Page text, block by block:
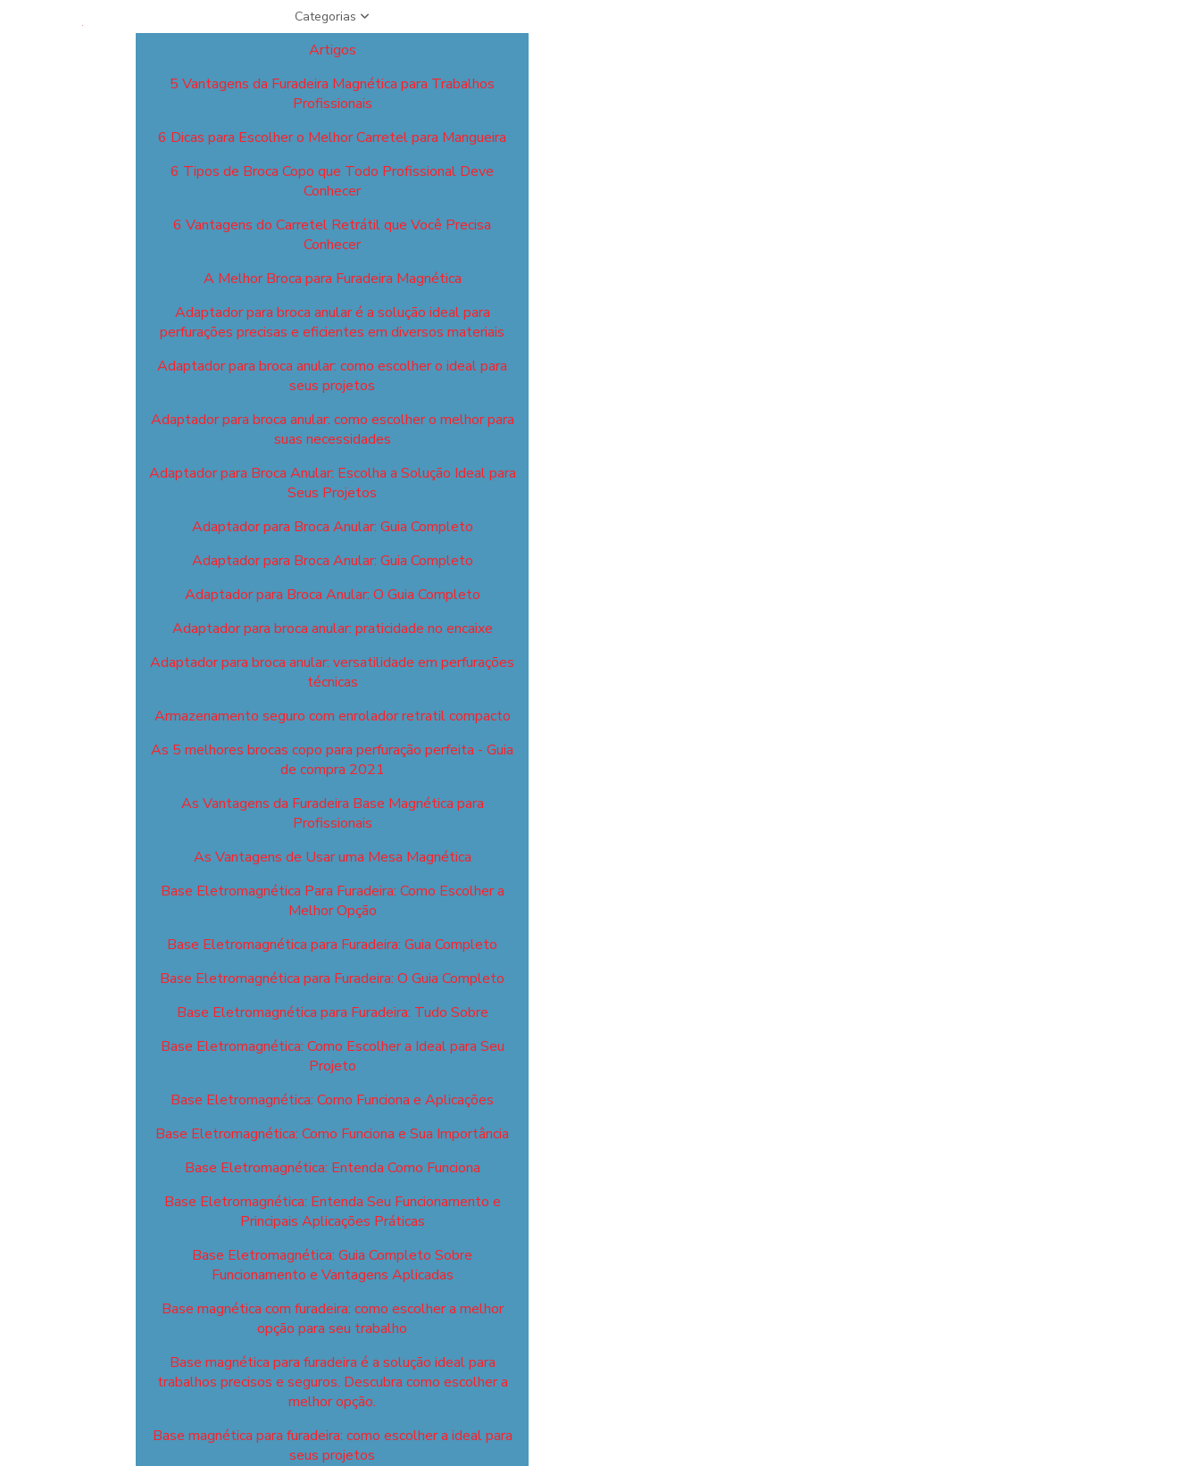
Categorias
Artigos
5 Vantagens da Furadeira Magnética para Trabalhos
Profissionais
6 Dicas para Escolher o Melhor Carretel para Mangueira
6 Tipos de Broca Copo que Todo Profissional Deve
Conhecer
6 Vantagens do Carretel Retrátil que Você Precisa
Conhecer
A Melhor Broca para Furadeira Magnética
Adaptador para broca anular é a solução ideal para
perfurações precisas e eficientes em diversos materiais
Adaptador para broca anular: como escolher o ideal para
seus projetos
Adaptador para broca anular: como escolher o melhor para
suas necessidades
Adaptador para Broca Anular: Escolha a Solução Ideal para
Seus Projetos
Adaptador para Broca Anular: Guia Completo
Adaptador para Broca Anular: Guia Completo
Adaptador para Broca Anular: O Guia Completo
Adaptador para broca anular: praticidade no encaixe
Adaptador para broca anular: versatilidade em perfurações
técnicas
Armazenamento seguro com enrolador retratil compacto
As 5 melhores brocas copo para perfuração perfeita - Guia
de compra 2021
As Vantagens da Furadeira Base Magnética para
Profissionais
As Vantagens de Usar uma Mesa Magnética
Base Eletromagnética Para Furadeira: Como Escolher a
Melhor Opção
Base Eletromagnética para Furadeira: Guia Completo
Base Eletromagnética para Furadeira: O Guia Completo
Base Eletromagnética para Furadeira: Tudo Sobre
Base Eletromagnética: Como Escolher a Ideal para Seu
Projeto
Base Eletromagnética: Como Funciona e Aplicações
Base Eletromagnética: Como Funciona e Sua Importância
Base Eletromagnética: Entenda Como Funciona
Base Eletromagnética: Entenda Seu Funcionamento e
Principais Aplicações Práticas
Base Eletromagnética: Guia Completo Sobre
Funcionamento e Vantagens Aplicadas
Base magnética com furadeira: como escolher a melhor
opção para seu trabalho
Base magnética para furadeira é a solução ideal para
trabalhos precisos e seguros. Descubra como escolher a
melhor opção.
Base magnética para furadeira: como escolher a ideal para
seus projetos